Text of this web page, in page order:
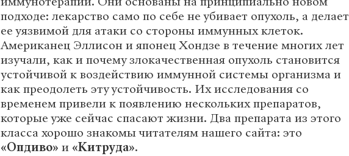
подходе: лекарство само по себе не убивает опухоль, а делает
ее уязвимой для атаки со стороны иммунных клеток.
Американец Эллисон и японец Хондзе в течение многих лет
изучали, как и почему злокачественная опухоль становится
устойчивой к воздействию иммунной системы организма и
как преодолеть эту устойчивость. Их исследования со
временем привели к появлению нескольких препаратов,
которые уже сейчас спасают жизни. Два препарата из этого
класса хорошо знакомы читателям нашего сайта: это
«Опдиво» и «Китруда».